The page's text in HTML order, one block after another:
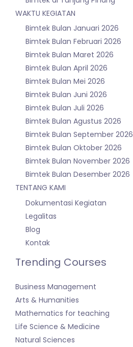
WAKTU KEGIATAN
Bimtek Bulan Januari 2026
Bimtek Bulan Februari 2026
Bimtek Bulan Maret 2026
Bimtek Bulan April 2026
Bimtek Bulan Mei 2026
Bimtek Bulan Juni 2026
Bimtek Bulan Juli 2026
Bimtek Bulan Agustus 2026
Bimtek Bulan September 2026
Bimtek Bulan Oktober 2026
Bimtek Bulan November 2026
Bimtek Bulan Desember 2026
TENTANG KAMI
Dokumentasi Kegiatan
Legalitas
Blog
Kontak
Trending Courses
Business Management
Arts & Humanities
Mathematics for teaching
Life Science & Medicine
Natural Sciences